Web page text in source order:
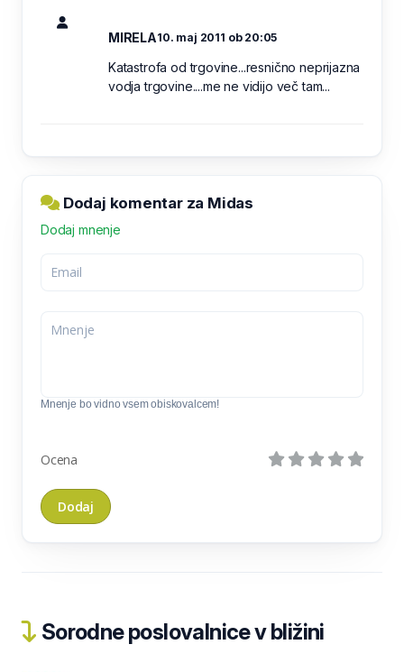
MIRELA10. maj 2011 ob 20:05
Katastrofa od trgovine...resnično neprijazna
vodja trgovine....me ne vidijo več tam...
Dodaj komentar za Midas
Dodaj mnenje
Mnenje bo vidno vsem obiskovalcem!
Ocena
Sorodne poslovalnice v bližini